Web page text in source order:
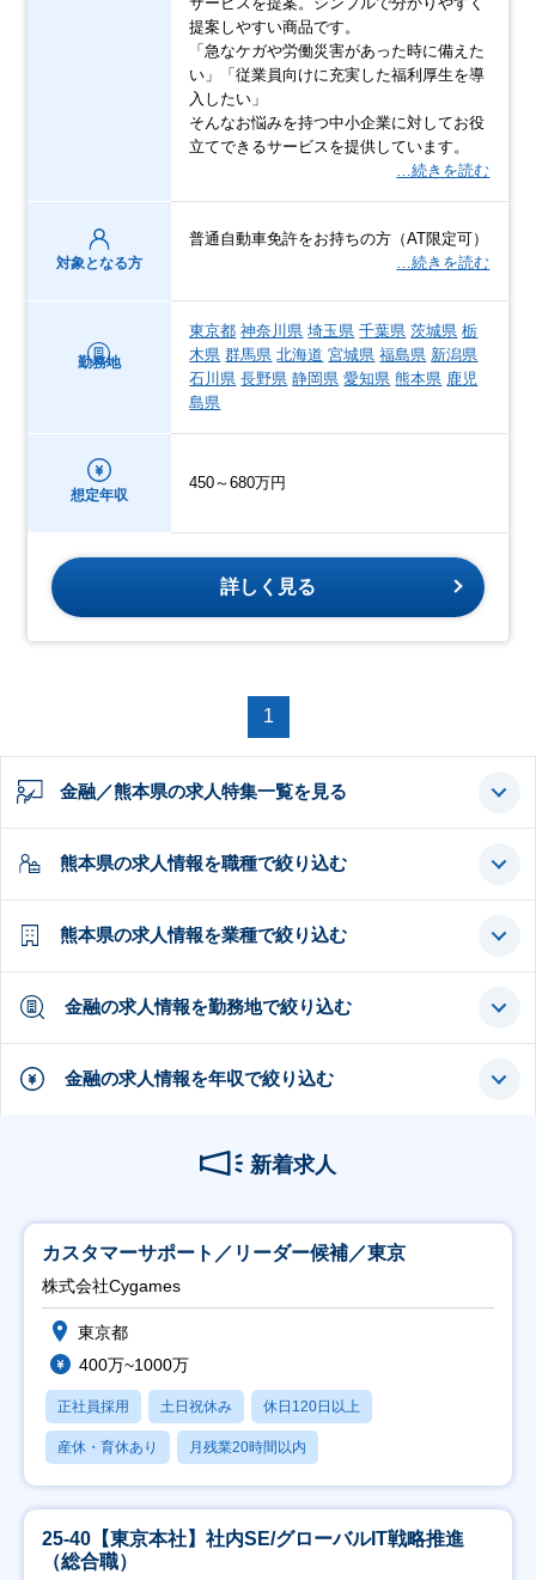
提案しやすい商品です。
「急なケガや労働災害があった時に備えた
い」「従業員向けに充実した福利厚生を導
入したい」
そんなお悩みを持つ中小企業に対してお役
立てできるサービスを提供しています。
…続きを読む
対象となる方
普通自動車免許をお持ちの方（AT限定可）
…続きを読む
勤務地
東京都 神奈川県 埼玉県 千葉県 茨城県 栃
木県 群馬県 北海道 宮城県 福島県 新潟県
石川県 長野県 静岡県 愛知県 熊本県 鹿児
島県
想定年収
450～680万円
詳しく見る
1
金融／熊本県の求人特集一覧を見る
熊本県の求人情報を職種で絞り込む
熊本県の求人情報を業種で絞り込む
金融の求人情報を勤務地で絞り込む
金融の求人情報を年収で絞り込む
新着求人
カスタマーサポート／リーダー候補／東京
株式会社Cygames
東京都
400万~1000万
正社員採用 土日祝休み 休日120日以上
産休・育休あり 月残業20時間以内
25-40【東京本社】社内SE/グローバルIT戦略推進
（総合職）